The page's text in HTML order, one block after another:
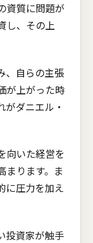
資質に問題が
し、その上
、自らの主張
が上がった時
がダニエル・
向いた経営を
まります。ま
に圧力を加え
投資家が触手